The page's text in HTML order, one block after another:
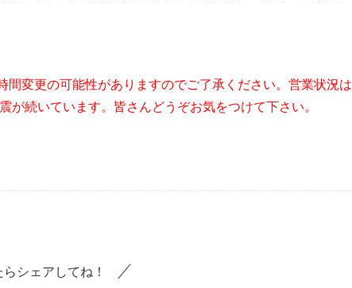
変更の可能性がありますのでご了承ください。営業状況は
続いています。皆さんどうぞお気をつけて下さい。
シェアしてね！